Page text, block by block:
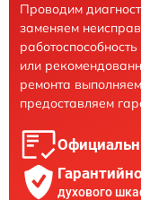
Проводим
заменяем
или
ремонта
предоставляем
духового